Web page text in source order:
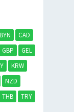
BYN
CAD
GBP
GEL
KRW
NZD
THB
TRY